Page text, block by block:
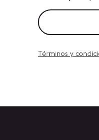
Términos y